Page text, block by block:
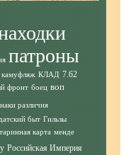
патроны
камуфляж КЛАД 7.62
фронт боец воп
различия
быт Гильзы
карта менде
Российская Империя